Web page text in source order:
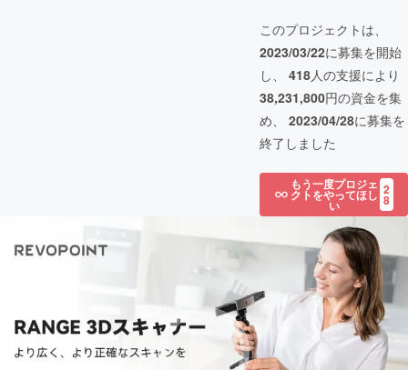
このプロジェクトは、
2023/03/22に募集を開始
し、 418人の支援により
38,231,800円の資金を集
め、 2023/04/28に募集を
終了しました
もう一度プロジェ
クトをやってほし
い
2
8